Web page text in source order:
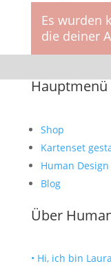
Es wurden
die deiner
Hauptmenü
Shop
Kartenset
Human
Blog
Über
• Hi, ich bin Laura